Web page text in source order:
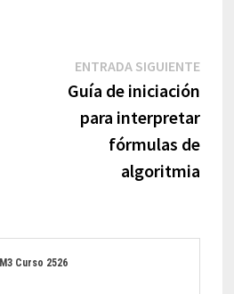
ENTRADA SIGUIENTE
Guía de iniciación
para interpretar
fórmulas de
algoritmia
M3 Curso 2526